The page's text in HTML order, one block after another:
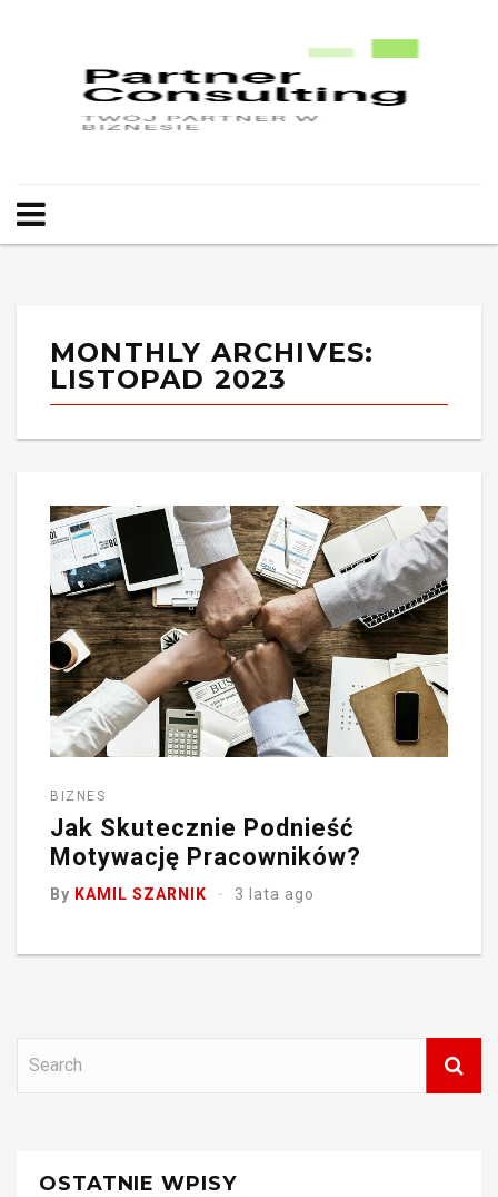
MONTHLY ARCHIVES:
LISTOPAD 2023
BIZNES
Jak Skutecznie Podnieść
Motywację Pracowników?
By KAMIL SZARNIK 3 lata ago
OSTATNIE WPISY